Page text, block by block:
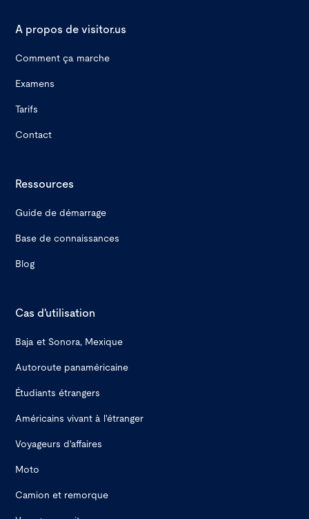
A propos de visitor.us
Comment ça marche
Examens
Tarifs
Contact
Ressources
Guide de démarrage
Base de connaissances
Blog
Cas d'utilisation
Baja et Sonora, Mexique
Autoroute panaméricaine
Étudiants étrangers
Américains vivant à l'étranger
Voyageurs d'affaires
Moto
Camion et remorque